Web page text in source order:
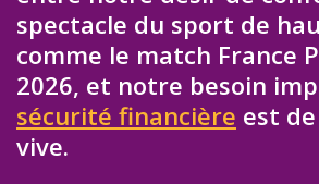
spectacle du sport de
comme le match France
2026, et notre besoin
sécurité financière est
vive.